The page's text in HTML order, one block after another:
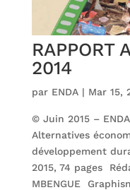
RAPPORT
2014
par ENDA| Mar 15,
© Juin 2015 –
Alternatives
développement
2015, 74 pages
MBENGUE